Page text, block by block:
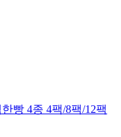
빵 4종 4팩/8팩/12팩